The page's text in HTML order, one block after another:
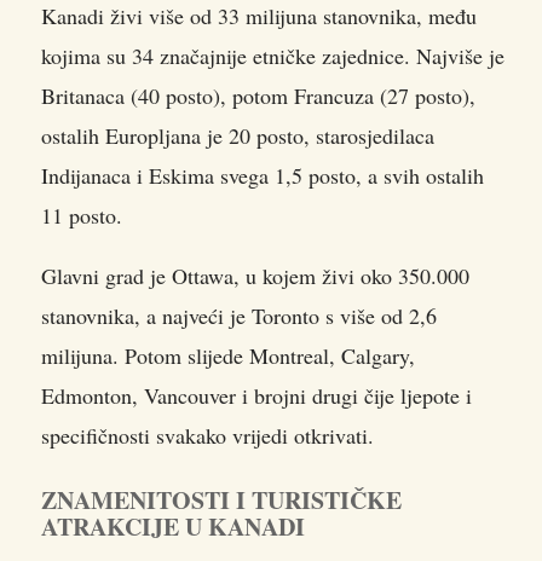
Kanadi živi više od 33 milijuna stanovnika, među
kojima su 34 značajnije etničke zajednice. Najviše je
Britanaca (40 posto), potom Francuza (27 posto),
ostalih Europljana je 20 posto, starosjedilaca
Indijanaca i Eskima svega 1,5 posto, a svih ostalih
11 posto.
Glavni grad je Ottawa, u kojem živi oko 350.000
stanovnika, a najveći je Toronto s više od 2,6
milijuna. Potom slijede Montreal, Calgary,
Edmonton, Vancouver i brojni drugi čije ljepote i
specifičnosti svakako vrijedi otkrivati.
ZNAMENITOSTI I TURISTIČKE
ATRAKCIJE U KANADI